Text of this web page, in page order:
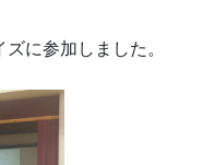
に参加しました。